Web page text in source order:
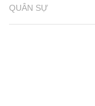
QUÂN SỰ